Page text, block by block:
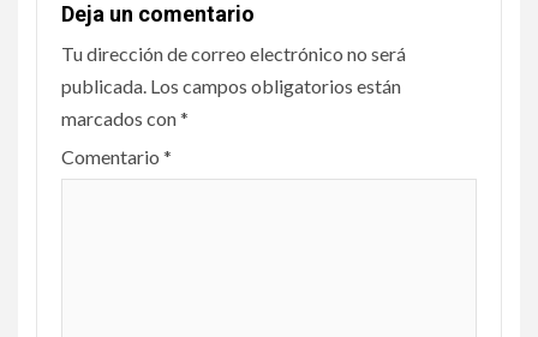
Deja un comentario
Tu dirección de correo electrónico no será
publicada. Los campos obligatorios están
marcados con*
Comentario *